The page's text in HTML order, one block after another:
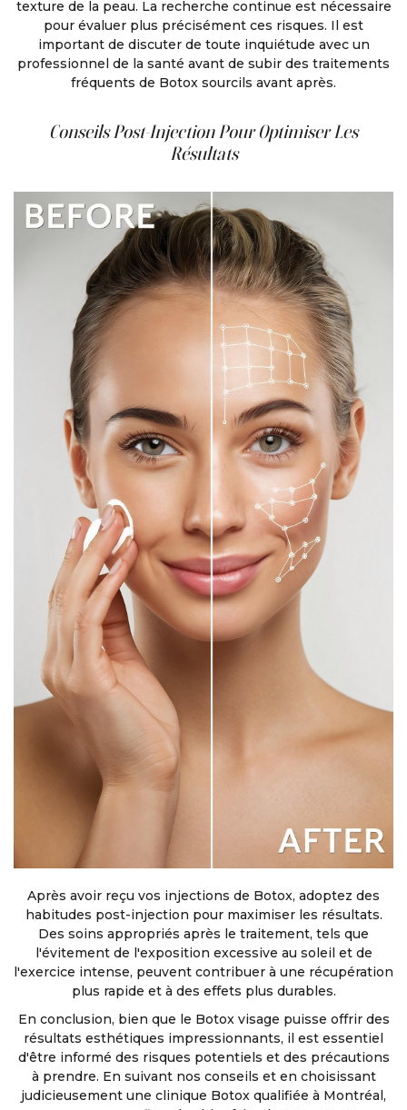
texture de la peau. La recherche continue est nécessaire
pour évaluer plus précisément ces risques. Il est
important de discuter de toute inquiétude avec un
professionnel de la santé avant de subir des traitements
fréquents de Botox sourcils avant après.
Conseils Post-Injection Pour Optimiser Les
Résultats
Après avoir reçu vos injections de Botox, adoptez des
habitudes post-injection pour maximiser les résultats.
Des soins appropriés après le traitement, tels que
l'évitement de l'exposition excessive au soleil et de
l'exercice intense, peuvent contribuer à une récupération
plus rapide et à des effets plus durables.
En conclusion, bien que le Botox visage puisse offrir des
résultats esthétiques impressionnants, il est essentiel
d'être informé des risques potentiels et des précautions
à prendre. En suivant nos conseils et en choisissant
judicieusement une clinique Botox qualifiée à Montréal,